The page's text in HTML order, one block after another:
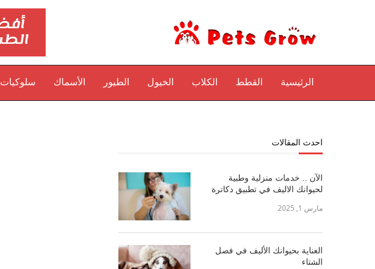
الرئيسية القطط الكلاب الخيول الطيور الأسماك سلوكيات
احدث المقالات
الآن .. خدمات منزلية وطبية
لحيوانك الاليف في تطبيق دكاترة
مارس 1, 2025
العناية بحيوانك الأليف في فصل
الشتاء